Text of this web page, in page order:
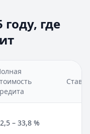
где
Ставка
– 33,8 %